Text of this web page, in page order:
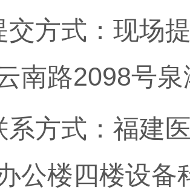
交方式：现场
南路2098号
系方式：福建
公楼四楼设备